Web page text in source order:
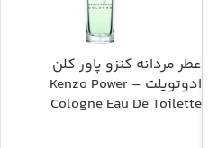
عطر مردانه کنزو پاور کلن
ادوتویلت – Kenzo Power
Cologne Eau De Toilette